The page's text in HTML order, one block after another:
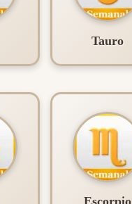
Tauro
Escorpio